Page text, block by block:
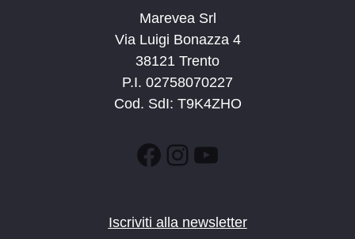
Marevea Srl
Via Luigi Bonazza 4
38121 Trento
P.I. 02758070227
Cod. SdI: T9K4ZHO
Facebook
Instagram
YouTube
Iscriviti alla newsletter